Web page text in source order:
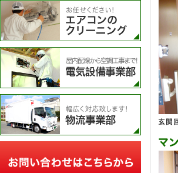
エアコ
電気設
物流事
お問い